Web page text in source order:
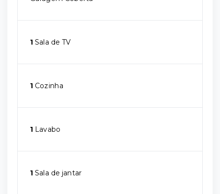
1 Sala de TV
1 Cozinha
1 Lavabo
1 Sala de jantar